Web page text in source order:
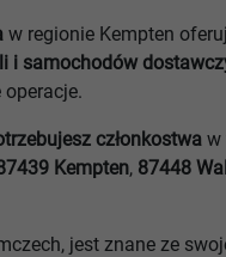
w regionie Kempten
i samochodów
członkostwa w
Kempten, 87448
jest znane ze